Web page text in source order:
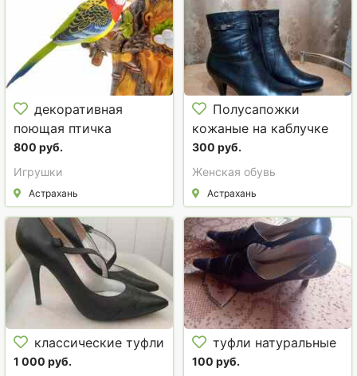
декоративная
поющая птичка
800 руб.
Игрушки
Астрахань
Полусапожки
кожаные на каблучке
300 руб.
Женская обувь
Астрахань
классические туфли
1 000 руб.
туфли натуральные
100 руб.